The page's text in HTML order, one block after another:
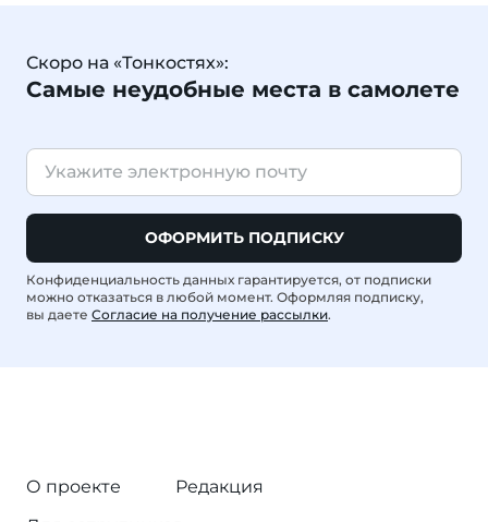
Скоро на «Тонкостях»:
Самые неудобные места в самолете
ОФОРМИТЬ ПОДПИСКУ
Конфиденциальность данных гарантируется, от подписки
можно отказаться в любой момент. Оформляя подписку,
вы даете Согласие на получение рассылки.
О проекте
Редакция